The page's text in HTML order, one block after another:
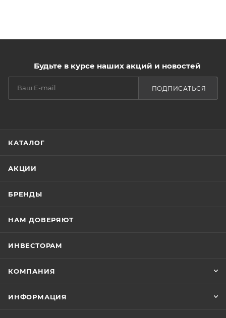
Будьте в курсе наших акций и новостей
ПОДПИСАТЬСЯ
КАТАЛОГ
АКЦИИ
БРЕНДЫ
НАМ ДОВЕРЯЮТ
ИНВЕСТОРАМ
КОМПАНИЯ
ИНФОРМАЦИЯ